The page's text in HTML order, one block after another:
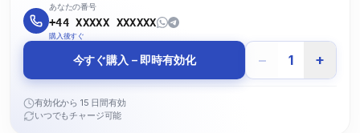
あなたの番号
+44 XXXXX XXXXXX
購入後すぐ
今すぐ購入 – 即時有効化 − 1 +
有効化から 15 日間有効
いつでもチャージ可能